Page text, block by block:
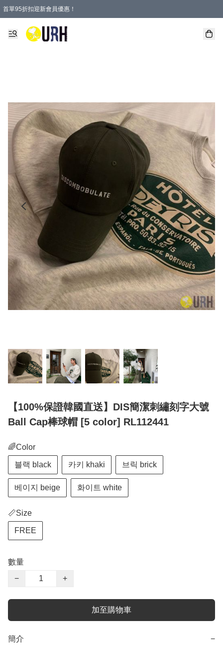
首單95折扣迎新會員優惠！
特選會員可享全單低至 95 折優惠！
單一訂單滿HKD600(澳門HKD800)包郵寄順豐送到家。
【100%保證韓國直送】DIS簡潔刺繡刻字大號
Ball Cap棒球帽 [5 color] RL112441
🌈Color
블랙 black 카키 khaki 브릭 brick
베이지 beige 화이트 white
📏Size
FREE
數量
−
+
加至購物車
簡介 −